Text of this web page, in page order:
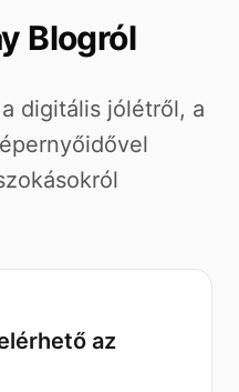
Blogról
digitális jólétről, a
az